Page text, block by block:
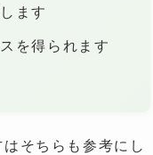
ます
を得られます
そちらも参考にし